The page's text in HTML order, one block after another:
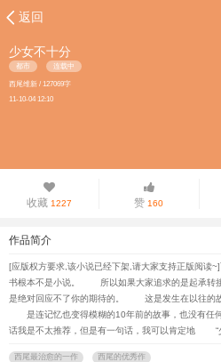
返回
少女不十分
都市 连载中
西尾维新 / 127069字
11-10-04 12:10
收藏 1227 赞 160
作品简介
[应版权方要求,该小说已经下架,请大家支持正版阅
书根本不是小说。 所以如果大家追求的是起承转
是绝对回应不了你的期待的。 这是发生在以往的故
是连记忆也变得模糊的10年前的故事，也没有
话我是不太推荐，但是有一句话，我可以肯定地 “少
西尾最治愈的一作 西尾的优秀作